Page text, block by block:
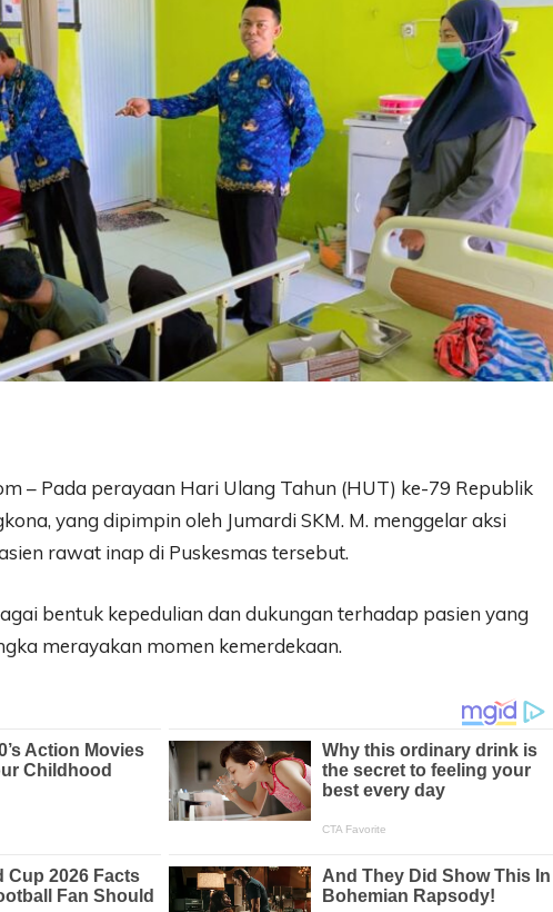
– Pada perayaan Hari Ulang Tahun (HUT) ke-79 Republik
yang dipimpin oleh Jumardi SKM. M. menggelar aksi
rawat inap di Puskesmas tersebut.
bentuk kepedulian dan dukungan terhadap pasien yang
merayakan momen kemerdekaan.